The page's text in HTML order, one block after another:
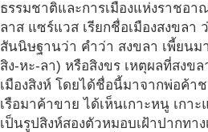
ธรรมชาติและการเมืองแห่งราชอ
ลาส แซร์แวส เรียกชื่อเมืองสงขลา
สันนิษฐานว่า คำว่า สงขลา เพี้ยนม
สิง-หะ-ลา) หรือสิงขร เหตุผลที่สงข
เมืองสิงห์ โดยได้ชื่อนี้มาจากพ่อค้า
เรือมาค้าขาย ได้เห็นเกาะหนู เกา
เป็นรูปสิงห์สองตัวหมอบเฝ้าปากทา